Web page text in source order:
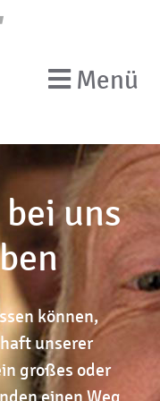
Menü
bei uns
können,
unserer
großes oder
einen Weg